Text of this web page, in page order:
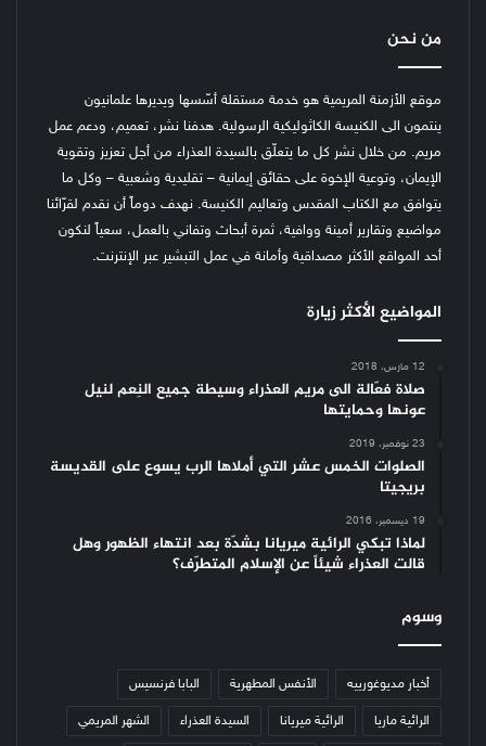
من نحن
موقع الأزمنة المريمية هو خدمة مستقلة أسّسها ويديرها علمانيون
ينتمون الى الكنيسة الكاثوليكية الرسولية. هدفنا نشر، تعميم، ودعم عمل
مريم. من خلال نشر كل ما يتعلّق بالسيدة العذراء من أجل تعزيز وتقوية
الإيمان، وتوعية الإخوة على حقائق إيمانية – تقليدية وشعبية – وكل ما
يتوافق مع الكتاب المقدس وتعاليم الكنيسة. نهدف دوماً أن نقدم لقرّائنا
مواضيع وتقارير أمينة ووافية، ثمرة أبحاث وتفاني بالعمل، سعياً لنكون
أحد المواقع الأكثر مصداقية وأمانة في عمل التبشير عبر الإنترنت.
المواضيع الأكثر زيارة
12 مارس، 2018
صلاة فعّالة الى مريم العذراء وسيطة جميع النِعم لنيل
عونها وحمايتها
23 نوفمبر، 2019
الصلوات الخمس عشر التي أملاها الرب يسوع على القديسة
بريجيتا
19 ديسمبر، 2016
لماذا تبكي الرائية ميريانا بشدّة بعد انتهاء الظهور وهل
قالت العذراء شيئاً عن الإسلام المتطرّف؟
وسوم
أخبار مديوغورييه الأنفس المطهرية البابا فرنسيس
الرائية ماريا الرائية ميريانا السيدة العذراء الشهر المريمي